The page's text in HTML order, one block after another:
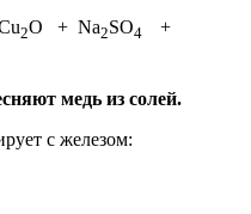
2O + Na2SO4 +
медь из солей.
с железом: